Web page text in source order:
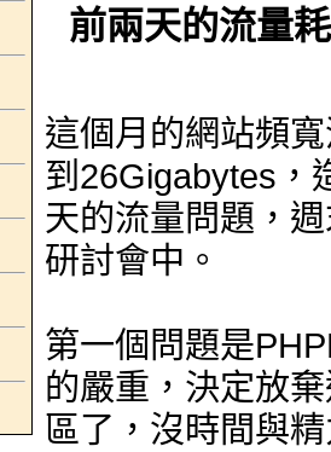
前兩天的流量
這個月的網站頻
到26Gigabytes，
天的流量問題，
研討會中。
第一個問題是
的嚴重，決定放
區了，沒時間與